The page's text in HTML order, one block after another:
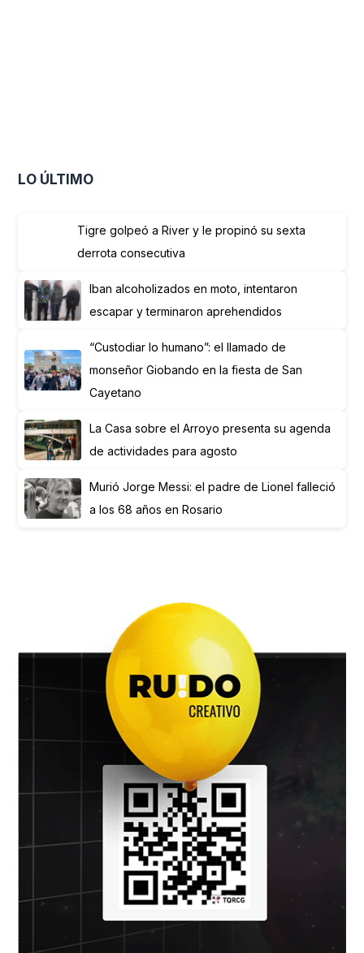
LO ÚLTIMO
Tigre golpeó a River y le propinó su sexta
derrota consecutiva
Iban alcoholizados en moto, intentaron
escapar y terminaron aprehendidos
“Custodiar lo humano”: el llamado de
monseñor Giobando en la fiesta de San
Cayetano
La Casa sobre el Arroyo presenta su agenda
de actividades para agosto
Murió Jorge Messi: el padre de Lionel falleció
a los 68 años en Rosario